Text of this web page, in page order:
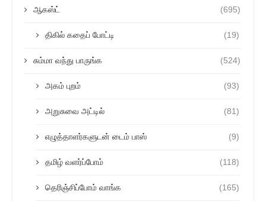
ஆகஸ்ட் (695)
திகில் கதைப் போட்டி (19)
சும்மா வந்து பாருங்க (524)
அகம் புறம் (93)
அறுசுவை அட்டில் (81)
எழுத்தாளர்களுடன் டைம் பாஸ் (9)
தமிழ் வளர்ப்போம் (118)
தெரிஞ்சிப்போம் வாங்க (165)